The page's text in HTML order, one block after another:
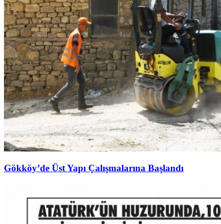
Gökköy’de Üst Yapı Çalışmalarına Başlandı